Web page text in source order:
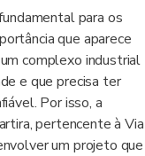
para os
que aparece
complexo industrial
e que precisa ter
Por isso, a
pertencente à Via
um projeto que